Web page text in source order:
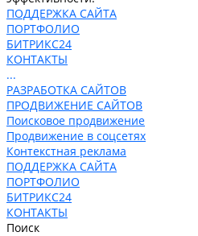
ПОДДЕРЖКА САЙТА
ПОРТФОЛИО
БИТРИКС24
КОНТАКТЫ
...
РАЗРАБОТКА САЙТОВ
ПРОДВИЖЕНИЕ САЙТОВ
Поисковое продвижение
Продвижение в соцсетях
Контекстная реклама
ПОДДЕРЖКА САЙТА
ПОРТФОЛИО
БИТРИКС24
КОНТАКТЫ
Поиск